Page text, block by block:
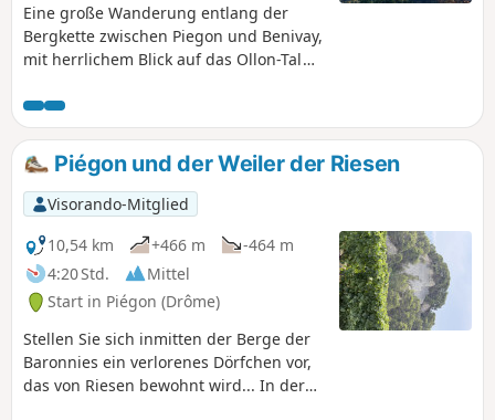
Eine große Wanderung entlang der
Bergkette zwischen Piegon und Benivay,
mit herrlichem Blick auf das Ollon-Tal
Granatapfel- und Mandelbaumfeldern.
Eine Pause an der Kapelle Saint-Michel,
die einen Blick wert ist. Rückweg über
den Weiler Les Géants.
Piégon und der Weiler der Riesen
Visorando-Mitglied
10,54 km
+466 m
-464 m
4:20 Std.
Mittel
Start in Piégon (Drôme)
Stellen Sie sich inmitten der Berge der
Baronnies ein verlorenes Dörfchen vor,
das von Riesen bewohnt wird... In der